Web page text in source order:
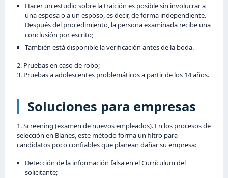
Hacer un estudio sobre la traición es posible sin involucrar a
una esposa o a un esposo, es decir, de forma independiente.
Después del procedimiento, la persona examinada recibe una
conclusión por escrito;
También está disponible la verificación antes de la boda.
2. Pruebas en caso de robo;
3. Pruebas a adolescentes problemáticos a partir de los 14 años.
Soluciones para empresas
1. Screening (examen de nuevos empleados). En los procesos de
selección en Blanes, este método forma un filtro para
candidatos poco confiables que planean dañar su empresa:
Detección de la información falsa en el Currículum del
solicitante;